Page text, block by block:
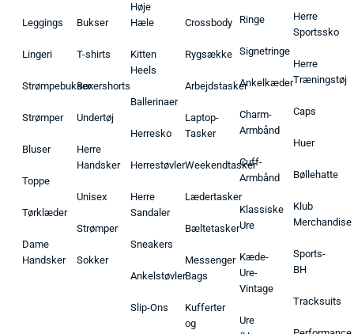
Leggings
Lingeri
Strømpebukser
Strømper
Bluser
Toppe
Tørklæder
Dame
Handsker
Bukser
T-shirts
Boxershorts
Undertøj
Herre
Handsker
Unisex
Strømper
Sokker
Høje
Hæle
Kitten
Heels
Ballerinaer
Herresko
Herrestøvler
Herre
Sandaler
Sneakers
Ankelstøvler
Slip-Ons
Crossbody
Rygsække
Arbejdstasker
Laptop-
Tasker
Weekendtasker
Lædertasker
Bæltetasker
Messenger
Bags
Kufferter
og
Ringe
Signetringe
Ankelkæder
Charm-
Armbånd
Cuff-
Armbånd
Klassiske
Ure
Kæde-
Ure-
Vintage
Ure
Herre
Sportssko
Herre
Træningstøj
Caps
Huer
Bøllehatte
Klub
Merchandise
Sports-
BH
Tracksuits